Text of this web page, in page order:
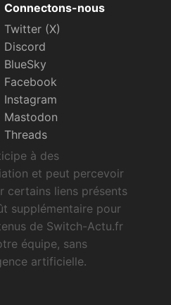
Connectons-nous
Twitter (X)
Discord
BlueSky
Facebook
Instagram
Mastodon
Threads
à des
et peut percevoir
certains liens présents
supplémentaire pour
de Switch-Actu.fr
équipe, sans
artificielle.